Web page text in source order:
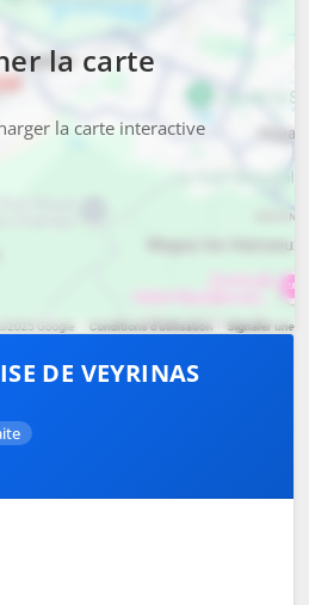
la carte
la carte interactive
DE VEYRINAS